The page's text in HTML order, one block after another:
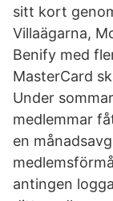
sitt kort
Villaägarna,
Benify med
MasterCard
Under
medlemmar
en
antingen